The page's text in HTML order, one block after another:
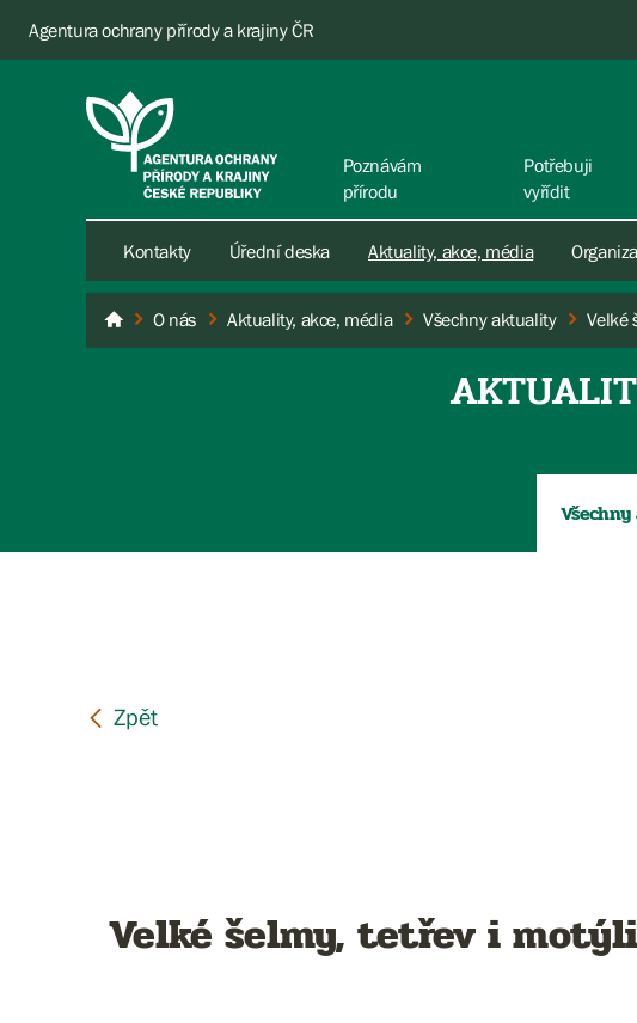
Agentura ochrany přírody a krajiny ČR
Poznávám
přírodu
Potřebuji
vyřídit
Kontakty Úřední deska Aktuality, akce, média
AOPK ČR
O nás Aktuality, akce, média Všechny aktuality
Velké šelmy, tetřev i